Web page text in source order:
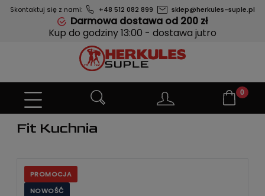
Skontaktuj się z nami: +48 512 082 899 sklep@herkules-suple.pl
Darmowa dostawa od 200 zł
Kup do godziny 13:00 - dostawa jutro
Fit Kuchnia
PROMOCJA
NOWOŚĆ